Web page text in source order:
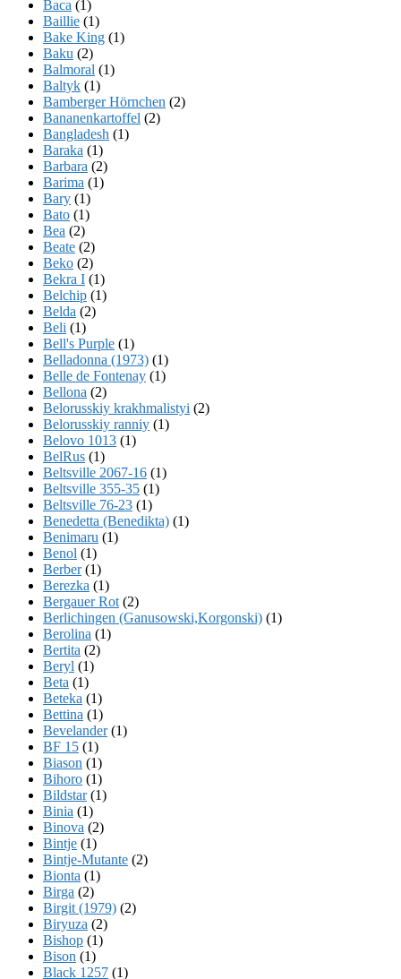
Baca (1)
Baillie (1)
Bake King (1)
Baku (2)
Balmoral (1)
Baltyk (1)
Bamberger Hörnchen (2)
Bananenkartoffel (2)
Bangladesh (1)
Baraka (1)
Barbara (2)
Barima (1)
Bary (1)
Bato (1)
Bea (2)
Beate (2)
Beko (2)
Bekra I (1)
Belchip (1)
Belda (2)
Beli (1)
Bell's Purple (1)
Belladonna (1973) (1)
Belle de Fontenay (1)
Bellona (2)
Belorusskiy krakhmalistyi (2)
Belorusskiy ranniy (1)
Belovo 1013 (1)
BelRus (1)
Beltsville 2067-16 (1)
Beltsville 355-35 (1)
Beltsville 76-23 (1)
Benedetta (Benedikta) (1)
Benimaru (1)
Benol (1)
Berber(1)
Berezka (1)
Bergauer Rot (2)
Berlichingen (Ganusowski,Korgonski) (1)
Berolina (1)
Bertita (2)
Beryl (1)
Beta (1)
Beteka (1)
Bettina (1)
Bevelander(1)
BF 15 (1)
Biason (1)
Bihoro (1)
Bildstar(1)
Binia (1)
Binova (2)
Bintje (1)
Bintje-Mutante (2)
Bionta (1)
Birga (2)
Birgit (1979) (2)
Biryuza (2)
Bishop (1)
Bison (1)
Black 1257 (1)